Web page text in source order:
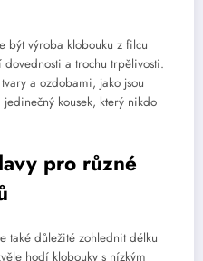
být výroba klobouku z filcu
a trochu trpělivosti.
a ozdobami, jako jsou
kousek, který nikdo
pro různé
také důležité zohlednit délku
hodí klobouky s nízkým